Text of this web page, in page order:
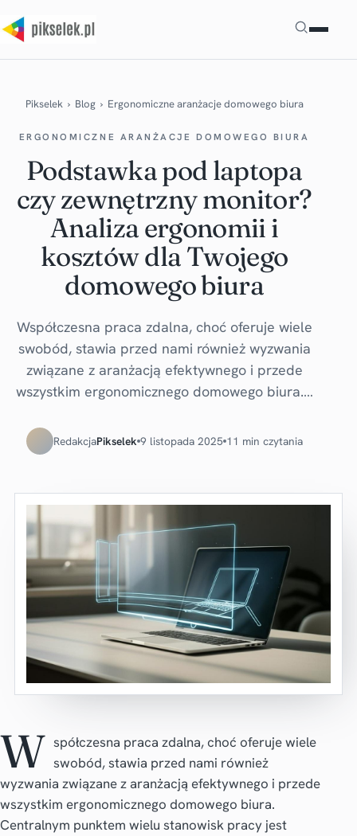
Szukaj
Pikselek› Blog› Ergonomiczne aranżacje domowego biura
ERGONOMICZNE ARANŻACJE DOMOWEGO BIURA
Podstawka pod laptopa
czy zewnętrzny monitor?
Analiza ergonomii i
kosztów dla Twojego
domowego biura
Współczesna praca zdalna, choć oferuje wiele
swobód, stawia przed nami również wyzwania
związane z aranżacją efektywnego i przede
wszystkim ergonomicznego domowego biura.…
RedakcjaPikselek 9 listopada 2025 11 min czytania
W spółczesna praca zdalna, choć oferuje wiele
swobód, stawia przed nami również
wyzwania związane z aranżacją efektywnego i przede
wszystkim ergonomicznego domowego biura.
Centralnym punktem wielu stanowisk pracy jest